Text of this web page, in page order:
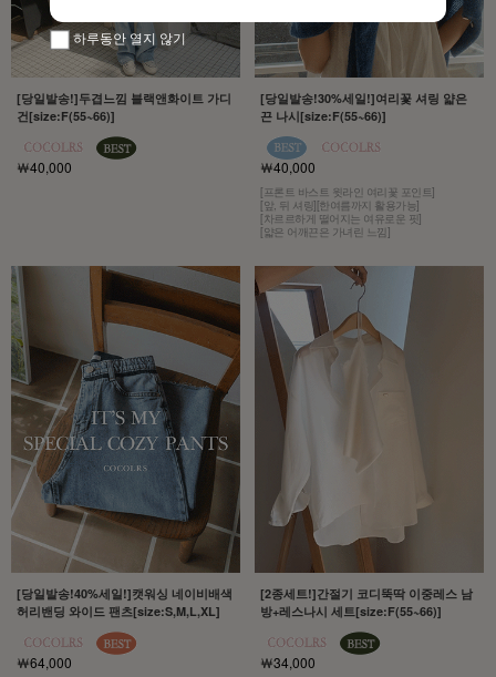
[당일발송!]두겹느낌 블랙앤화이트 가디
건[size:F(55~66)]
￦40,000
[당일발송!30%세일!]여리꽃 셔링 얇은
끈 나시[size:F(55~66)]
￦40,000
[프론트 바스트 윗라인 여리꽃 포인트]
[앞, 뒤 셔링][한여름까지 활용가능]
[차르르하게 떨어지는 여유로운 핏]
[얇은 어깨끈은 가녀린 느낌]
[당일발송!40%세일!]캣워싱 네이비배색
허리밴딩 와이드 팬츠[size:S,M,L,XL]
￦64,000
[2종세트!]간절기 코디뚝딱 이중레스 남
방+레스나시 세트[size:F(55~66)]
￦34,000
하루동안 열지 않기